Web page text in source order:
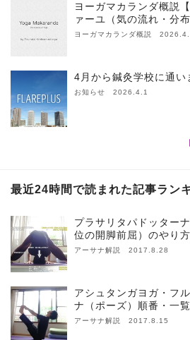
ヨーガマカランダ概説
ァーユ（気の流れ・分布
ヨーガマカランダ概説
4月から鍼灸学校に通い
お知らせ 2026.4.1
最近24時間で読まれた記事ラン
プラサリタパドッター
位の開脚前屈）のやり
アーサナ解説 2017.8.28
アシュタンガヨガ・フ
ナ（ポーズ）順番・一覧
アーサナ解説 2017.8.15